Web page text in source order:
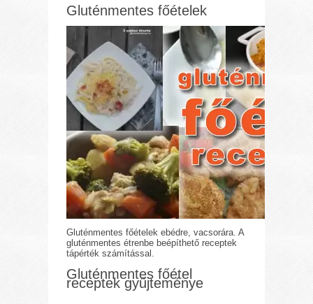
Gluténmentes főételek
Gluténmentes főételek ebédre, vacsorára. A
gluténmentes étrenbe beépíthető receptek
tápérték számítással.
Gluténmentes főétel
receptek gyűjteménye